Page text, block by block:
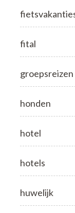
fital
groepsreizen
honden
hotel
hotels
huwelijk